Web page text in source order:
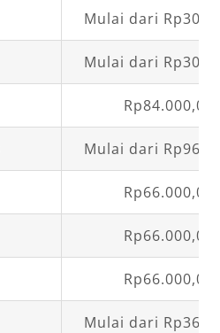
Mulai dari
Mulai dari
Rp84.000,00
Mulai dari
Rp66.000,00
Rp66.000,00
Rp66.000,00
Mulai dari